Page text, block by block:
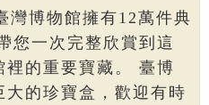
灣博物館擁有12萬件典
您一次完整欣賞到這
裡的重要寶藏。 臺博
的珍寶盒，歡迎有時